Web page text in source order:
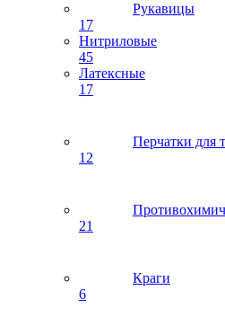
Рукавицы
17
Нитриловые
45
Латексные
17
Перчатки для
12
21
Краги
6